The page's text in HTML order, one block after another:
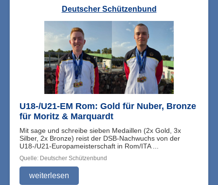
Deutscher Schützenbund
U18-/U21-EM Rom: Gold für Nuber, Bronze
für Moritz & Marquardt
Mit sage und schreibe sieben Medaillen (2x Gold, 3x
Silber, 2x Bronze) reist der DSB-Nachwuchs von der
U18-/U21-Europameisterschaft in Rom/ITA ...
Quelle: Deutscher Schützenbund
weiterlesen